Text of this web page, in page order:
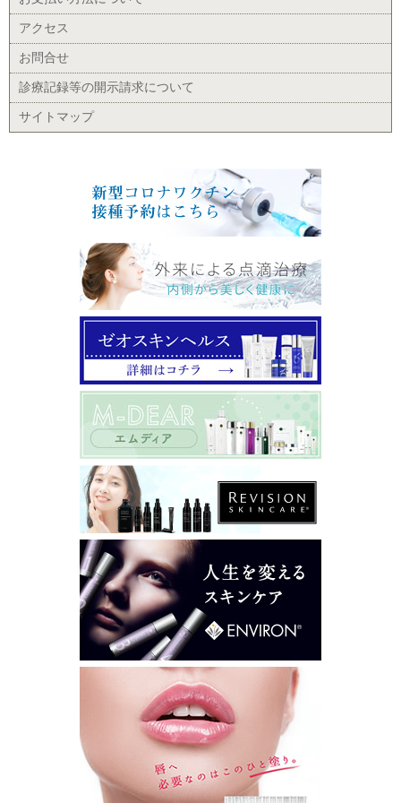
アクセス
お問合せ
診療記録等の開示請求について
サイトマップ